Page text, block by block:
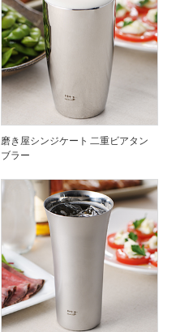
磨き屋シンジケート 二重ビアタン
ブラー